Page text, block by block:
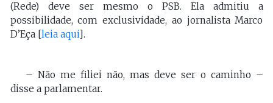
(Rede) deve ser mesmo o PSB. Ela admitiu a
possibilidade, com exclusividade, ao jornalista Marco
D’Eça [leia aqui].
– Não me filiei não, mas deve ser o caminho –
disse a parlamentar.